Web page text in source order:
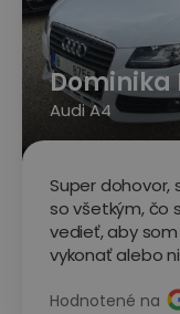
Dominika
Audi A4
Super dohovor,
so všetkým, čo
vedieť, aby
vykonať alebo
Hodnotené na